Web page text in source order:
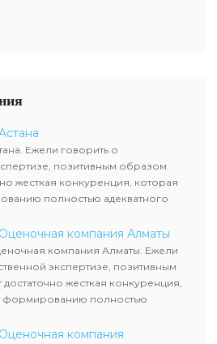
Ежели говорить о
позитивным образом
жесткая конкуренция, которая
полностью адекватного
компания Алматы
компания Алматы. Ежели
экспертизе, позитивным
жесткая конкуренция,
формированию полностью
компания